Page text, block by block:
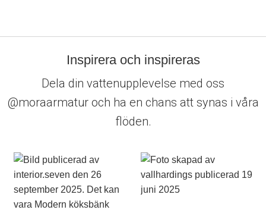
Inspirera och inspireras
Dela din vattenupplevelse med oss
@moraarmatur och ha en chans att synas i våra
flöden.